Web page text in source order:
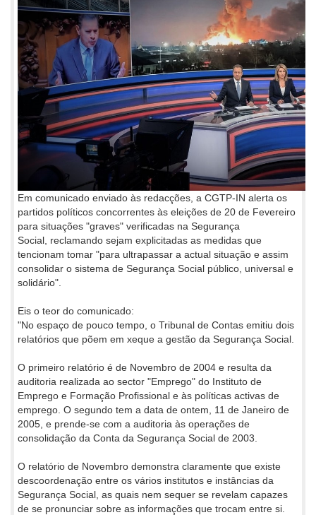
Em comunicado enviado às redacções, a CGTP-IN alerta os
partidos políticos concorrentes às eleições de 20 de Fevereiro
para situações "graves" verificadas na Segurança
Social, reclamando sejam explicitadas as medidas que
tencionam tomar "para ultrapassar a actual situação e assim
consolidar o sistema de Segurança Social público, universal e
solidário".
Eis o teor do comunicado:
"No espaço de pouco tempo, o Tribunal de Contas emitiu dois
relatórios que põem em xeque a gestão da Segurança Social.
O primeiro relatório é de Novembro de 2004 e resulta da
auditoria realizada ao sector "Emprego" do Instituto de
Emprego e Formação Profissional e às políticas activas de
emprego. O segundo tem a data de ontem, 11 de Janeiro de
2005, e prende-se com a auditoria às operações de
consolidação da Conta da Segurança Social de 2003.
O relatório de Novembro demonstra claramente que existe
descoordenação entre os vários institutos e instâncias da
Segurança Social, as quais nem sequer se revelam capazes
de se pronunciar sobre as informações que trocam entre si.